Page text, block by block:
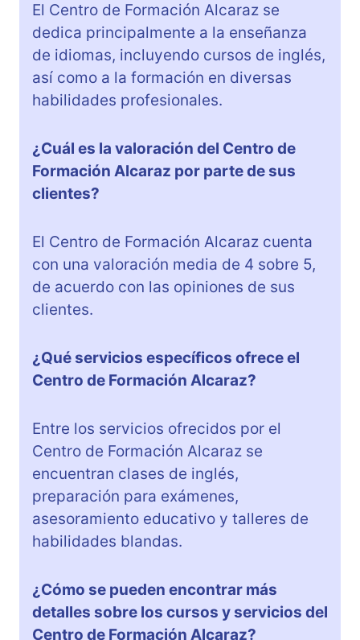
El Centro de Formación Alcaraz se
dedica principalmente a la enseñanza
de idiomas, incluyendo cursos de inglés,
así como a la formación en diversas
habilidades profesionales.
¿Cuál es la valoración del Centro de
Formación Alcaraz por parte de sus
clientes?
El Centro de Formación Alcaraz cuenta
con una valoración media de 4 sobre 5,
de acuerdo con las opiniones de sus
clientes.
¿Qué servicios específicos ofrece el
Centro de Formación Alcaraz?
Entre los servicios ofrecidos por el
Centro de Formación Alcaraz se
encuentran clases de inglés,
preparación para exámenes,
asesoramiento educativo y talleres de
habilidades blandas.
¿Cómo se pueden encontrar más
detalles sobre los cursos y servicios del
Centro de Formación Alcaraz?